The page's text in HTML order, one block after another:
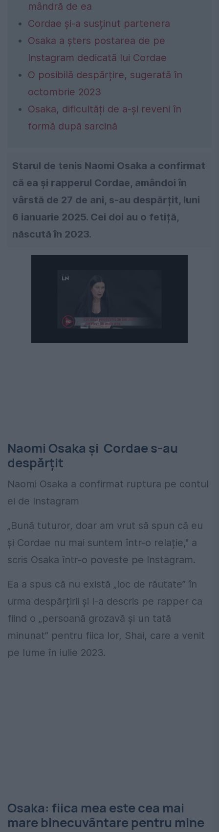
mândră de ea
Cordae și-a susținut partenera
Osaka a șters postarea de pe
Instagram dedicată lui Cordae
O posibilă despărțire, sugerată în
octombrie 2023
Osaka, dificultăți de a-și reveni în
formă după sarcină
Starul de tenis Naomi Osaka a confirmat
că ea și rapperul Cordae, amândoi în
vârstă de 27 de ani, s-au despărțit, luni
6 ianuarie 2025. Cei doi au o fetiță,
născută în 2023.
Naomi Osaka și Cordae s-au
despărțit
Naomi Osaka a confirmat ruptura pe contul
ei de Instagram
„Bună tuturor, doar am vrut să spun că eu
și Cordae nu mai suntem într-o relație," a
scris Osaka într-o poveste pe Instagram.
Ea a spus că nu există „loc de răutate” în
urma despărțirii și l-a descris pe rapper ca
fiind o „persoană grozavă și un tată
minunat” pentru fiica lor, Shai, care a venit
pe lume în iulie 2023.
Osaka: fiica mea este cea mai
mare binecuvântare pentru mine